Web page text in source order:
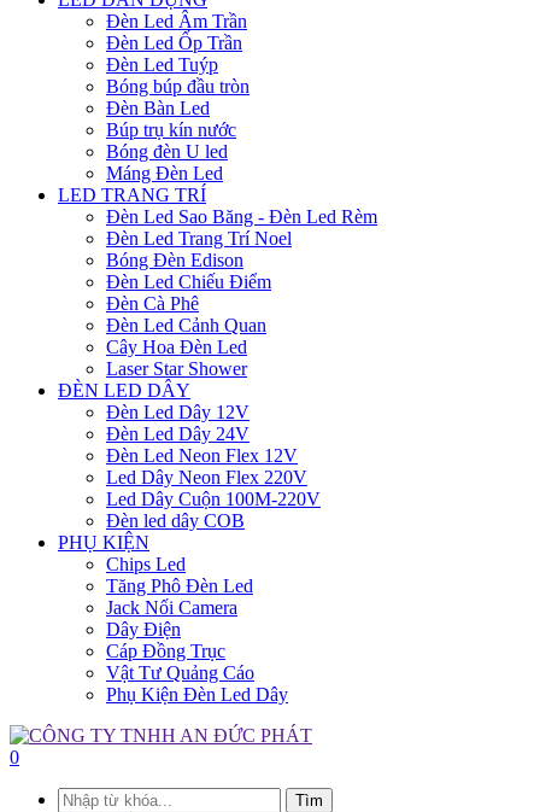
Đèn Led Âm Trần
Đèn Led Ốp Trần
Đèn Led Tuýp
Bóng búp đầu tròn
Đèn Bàn Led
Búp trụ kín nước
Bóng đèn U led
Máng Đèn Led
LED TRANG TRÍ
Đèn Led Sao Băng - Đèn Led Rèm
Đèn Led Trang Trí Noel
Bóng Đèn Edison
Đèn Led Chiếu Điểm
Đèn Cà Phê
Đèn Led Cảnh Quan
Cây Hoa Đèn Led
Laser Star Shower
ĐÈN LED DÂY
Đèn Led Dây 12V
Đèn Led Dây 24V
Đèn Led Neon Flex 12V
Led Dây Neon Flex 220V
Led Dây Cuộn 100M-220V
Đèn led dây COB
PHỤ KIỆN
Chips Led
Tăng Phô Đèn Led
Jack Nối Camera
Dây Điện
Cáp Đồng Trục
Vật Tư Quảng Cáo
Phụ Kiện Đèn Led Dây
0
Tìm